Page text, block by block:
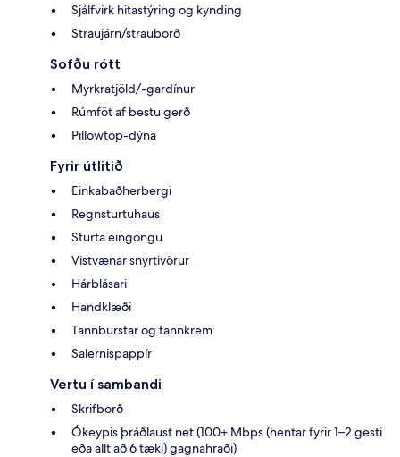
Sjálfvirk hitastýring og kynding
Straujárn/strauborð
Sofðu rótt
Myrkratjöld/-gardínur
Rúmföt af bestu gerð
Pillowtop-dýna
Fyrir útlitið
Einkabaðherbergi
Regnsturtuhaus
Sturta eingöngu
Vistvænar snyrtivörur
Hárblásari
Handklæði
Tannburstar og tannkrem
Salernispappír
Vertu í sambandi
Skrifborð
Ókeypis þráðlaust net (100+ Mbps (hentar fyrir 1–2 gesti
eða allt að 6 tæki) gagnahraði)